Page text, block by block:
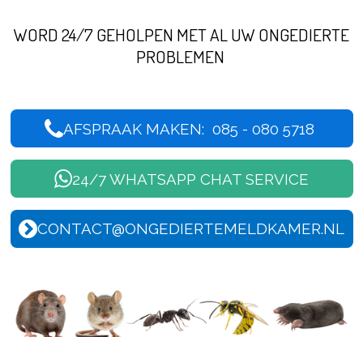
WORD 24/7 GEHOLPEN MET AL UW ONGEDIERTE
PROBLEMEN
AFSPRAAK MAKEN: 085 - 080 5718
24/7 WHATSAPP CHAT SERVICE
CONTACT@ONGEDIERTEMELDKAMER.NL